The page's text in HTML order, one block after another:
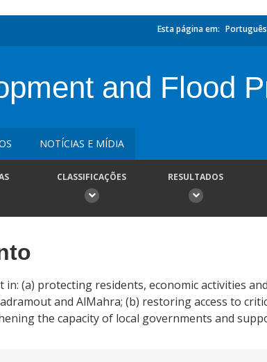
Esta página em: Português
and Flood
NOTÍCIAS E MÍDIA
CLASSIFICAÇÕES RESULTADOS
(a) protecting residents, economic activities
and AlMahra; (b) restoring access to
the capacity of local governments and